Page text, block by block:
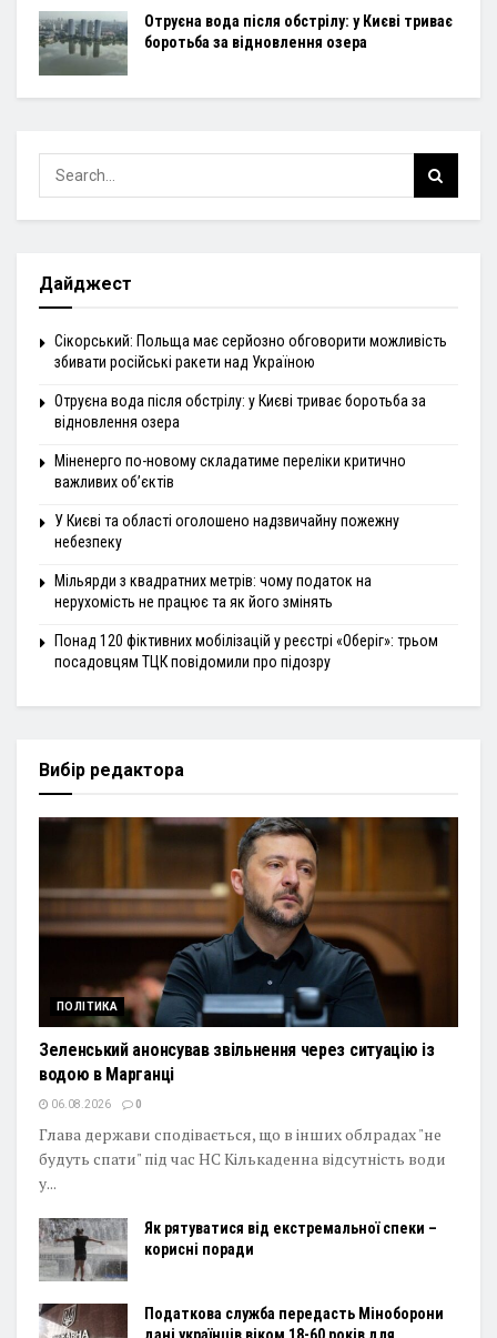
Отруєна вода після обстрілу: у Києві триває
боротьба за відновлення озера
Дайджест
Сікорський: Польща має серйозно обговорити можливість
збивати російські ракети над Україною
Отруєна вода після обстрілу: у Києві триває боротьба за
відновлення озера
Міненерго по-новому складатиме переліки критично
важливих об’єктів
У Києві та області оголошено надзвичайну пожежну
небезпеку
Мільярди з квадратних метрів: чому податок на
нерухомість не працює та як його змінять
Понад 120 фіктивних мобілізацій у реєстрі «Оберіг»: трьом
посадовцям ТЦК повідомили про підозру
Вибір редактора
ПОЛІТИКА
Зеленський анонсував звільнення через ситуацію із
водою в Марганці
06.08.2026 0
Глава держави сподівається, що в інших облрадах "не
будуть спати" під час НС Кількаденна відсутність води
у...
Як рятуватися від екстремальної спеки –
корисні поради
Податкова служба передасть Міноборони